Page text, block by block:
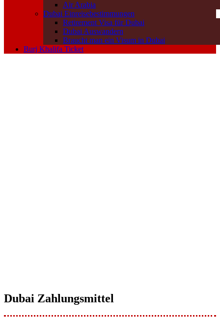
Air Arabia
Dubai Einreisebestimmungen
Retirement Visa für Dubai
Dubai Auswandern
Braucht man ein Visum in Dubai
Burj Khalifa Ticket
Dubai Zahlungsmittel